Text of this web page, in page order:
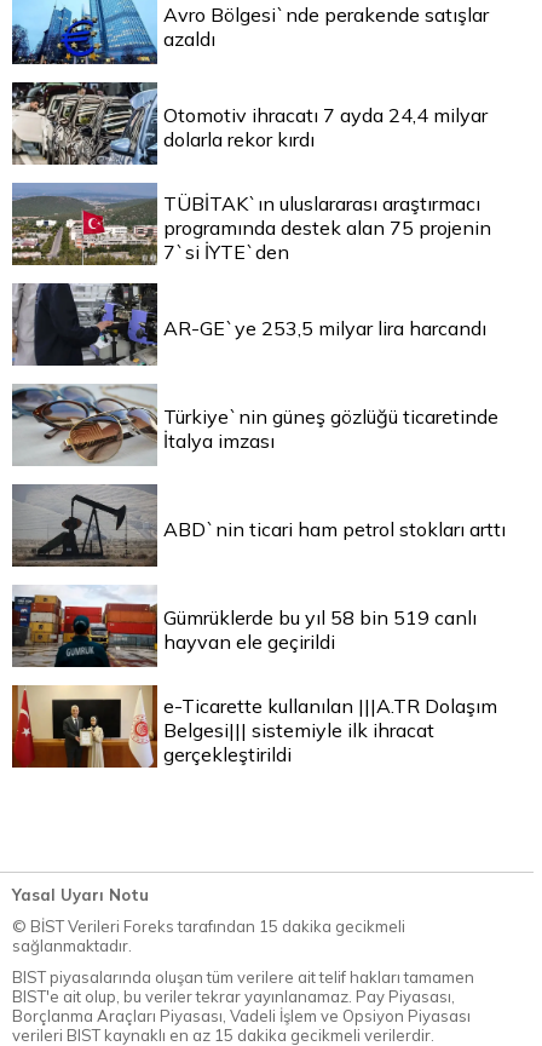
Avro Bölgesi`nde perakende satışlar
azaldı
Otomotiv ihracatı 7 ayda 24,4 milyar
dolarla rekor kırdı
TÜBİTAK`ın uluslararası araştırmacı
programında destek alan 75 projenin
7`si İYTE`den
AR-GE`ye 253,5 milyar lira harcandı
Türkiye`nin güneş gözlüğü ticaretinde
İtalya imzası
ABD`nin ticari ham petrol stokları arttı
Gümrüklerde bu yıl 58 bin 519 canlı
hayvan ele geçirildi
e-Ticarette kullanılan |||A.TR Dolaşım
Belgesi||| sistemiyle ilk ihracat
gerçekleştirildi
Yasal Uyarı Notu
© BİST Verileri Foreks tarafından 15 dakika gecikmeli
sağlanmaktadır.
BIST piyasalarında oluşan tüm verilere ait telif hakları tamamen
BIST'e ait olup, bu veriler tekrar yayınlanamaz. Pay Piyasası,
Borçlanma Araçları Piyasası, Vadeli İşlem ve Opsiyon Piyasası
verileri BIST kaynaklı en az 15 dakika gecikmeli verilerdir.